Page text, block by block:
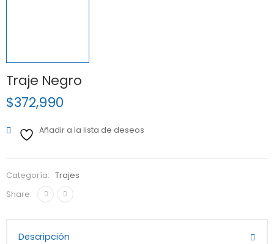
Traje Negro
$372,990
Añadir a la lista de deseos
Categoría:
Trajes
Share:
Descripción